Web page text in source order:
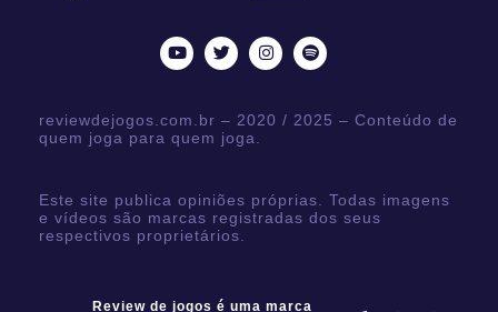
reviewdejogos.com.br – 2020 / 2025 – Conteúdo de
quem joga para quem joga.
Este site publica opiniões próprias. Todas imagens
e vídeos são marcas registradas dos seus
respectivos proprietários.
Review de jogos é uma marca